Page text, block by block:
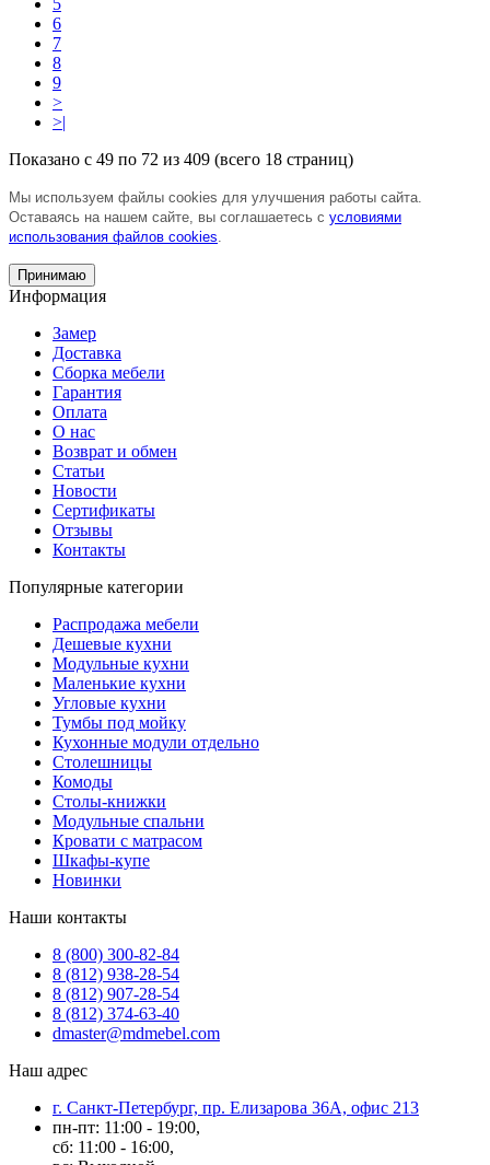
6
7
8
9
>
>|
Показано с 49 по 72 из 409 (всего 18 страниц)
Мы используем файлы cookies для улучшения работы сайта.
Оставаясь на нашем сайте, вы соглашаетесь с условиями
использования файлов cookies
Принимаю
Информация
Замер
Доставка
Сборка мебели
Гарантия
Оплата
О нас
Возврат и обмен
Статьи
Новости
Сертификаты
Отзывы
Контакты
Популярные категории
Распродажа мебели
Дешевые кухни
Модульные кухни
Маленькие кухни
Угловые кухни
Тумбы под мойку
Кухонные модули отдельно
Столешницы
Комоды
Столы-книжки
Модульные спальни
Кровати с матрасом
Шкафы-купе
Новинки
Наши контакты
8 (800) 300-82-84
8 (812) 938-28-54
8 (812) 907-28-54
8 (812) 374-63-40
dmaster@mdmebel.com
Наш адрес
г. Санкт-Петербург, пр. Елизарова 36А, офис 213
пн-пт: 11:00 - 19:00,
сб: 11:00 - 16:00,